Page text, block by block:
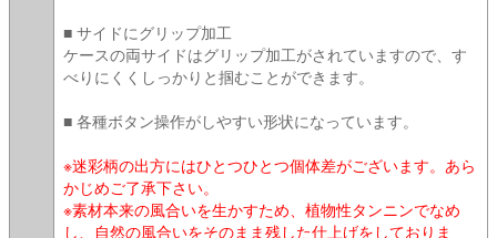
■ サイドにグリップ加工
ケースの両サイドはグリップ加工がされていますので、す
べりにくくしっかりと掴むことができます。
■ 各種ボタン操作がしやすい形状になっています。
※迷彩柄の出方にはひとつひとつ個体差がございます。あら
かじめご了承下さい。
※素材本来の風合いを生かすため、植物性タンニンでなめ
し、自然の風合いをそのまま残した仕上げをしておりま